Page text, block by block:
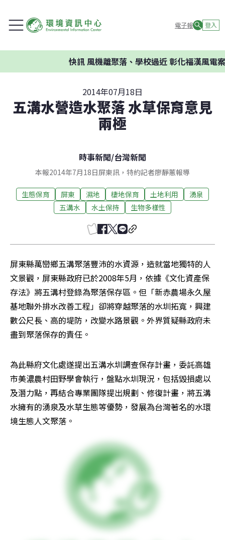
電子報 登入
快訊風機離聚落、學校過近 彰化福漢風電案環
2014年07月18日
五溝水營造水聚落 水草保育意見
兩極
時事新聞/台灣新聞
本報2014年7月18日屏東訊，特約記者廖靜蕙報導
生態保育 屏東 濕地 棲地保育 土地利用
湧泉
五溝水
水土保持 生物多樣性
屏東縣萬巒鄉五溝聚落豐沛的水資源，造就當地獨特的人
文景觀，屏東縣政府已於2008年5月，依據《文化資產保
存法》將五溝村登錄為聚落保存區。但「新赤農場永久屋
基地聯外排水改善工程」卻將穿越聚落的水圳拓寬，興建
數公尺長、高的堤防，改變水路景觀。外界質疑縣政府未
盡到聚落保存的責任。
為此縣府文化處遂提出五溝水圳調查保存計畫，委託高雄
市美濃農村田野學會執行，盤點水圳現況，包括毀損處以
及潛力點，再結合專業團隊提出規劃、修復計畫，將五溝
水擁有的湧泉及水草生態等優勢，發展為台灣著名的水環
境生態人文聚落。